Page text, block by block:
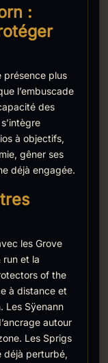
:
présence plus
l’embuscade
des
à objectifs,
gêner ses
déjà engagée.
les Grove
run et la
of the
à distance et
Les Sÿenann
autour
Les Sprigs
déjà perturbé,